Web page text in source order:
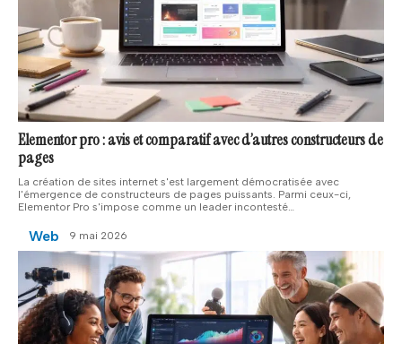
Elementor pro : avis et comparatif avec d’autres constructeurs de
pages
La création de sites internet s'est largement démocratisée avec
l'émergence de constructeurs de pages puissants. Parmi ceux-ci,
Elementor Pro s'impose comme un leader incontesté
Web 9 mai 2026